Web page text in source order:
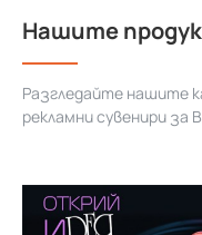
Нашите
Разгледайте нашите
рекламни сувенири за